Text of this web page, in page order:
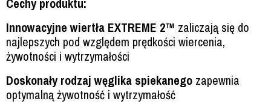
Cechy produktu:
Innowacyjne wiertła EXTREME 2™ zaliczają się do
najlepszych pod względem prędkości wiercenia,
żywotności i wytrzymałości
Doskonały rodzaj węglika spiekanego zapewnia
optymalną żywotność i wytrzymałość